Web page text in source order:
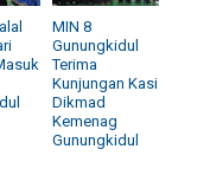
MIN 8
Gunungkidul
Terima
Kunjungan Kasi
Dikmad
Kemenag
Gunungkidul